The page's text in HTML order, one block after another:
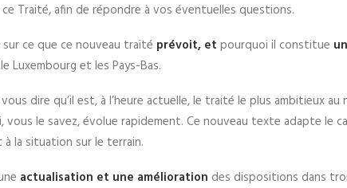
Traité, afin de répondre à vos éventuelles questions.
ce que ce nouveau traité prévoit, et pourquoi il constitue
Luxembourg et les Pays-Bas.
dire qu’il est, à l’heure actuelle, le traité le plus ambitieux
vous le savez, évolue rapidement. Ce nouveau texte adapte le
la situation sur le terrain.
actualisation et une amélioration des dispositions dans